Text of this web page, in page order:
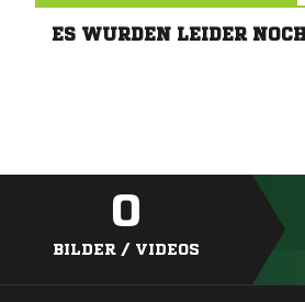
ES WURDEN LEIDER
0
BILDER / VIDEOS